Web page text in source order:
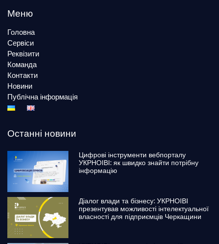
Меню
Головна
Сервіси
Реквізити
Команда
Контакти
Новини
Публічна інформація
Останні новини
Цифрові інструменти вебпорталу
УКРНОІВІ: як швидко знайти потрібну
інформацію
Діалог влади та бізнесу: УКРНОІВІ
презентував можливості інтелектуальної
власності для підприємців Черкащини